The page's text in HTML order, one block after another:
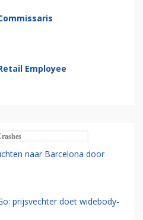
Employee
naar Barcelona door
prijsvechter doet widebody-